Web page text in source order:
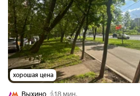
хорошая цена
Выхино 18 мин.